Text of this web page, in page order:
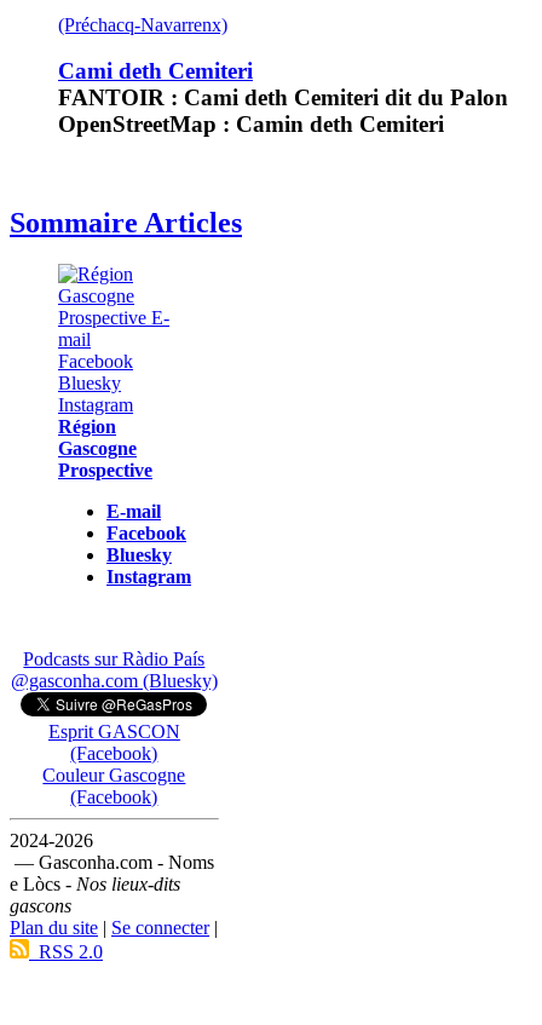
(Préchacq-Navarrenx)
Cami deth Cemiteri
FANTOIR : Cami deth Cemiteri dit du Palon
OpenStreetMap : Camin deth Cemiteri
Sommaire Articles
Région
Gascogne
Prospective
E-mail
Facebook
Bluesky
Instagram
Podcasts sur Ràdio País
@gasconha.com (Bluesky)
Esprit GASCON
(Facebook)
Couleur Gascogne
(Facebook)
2024-2026
— Gasconha.com - Noms
e Lòcs - Nos lieux-dits
gascons
Plan du site | Se connecter|
RSS 2.0